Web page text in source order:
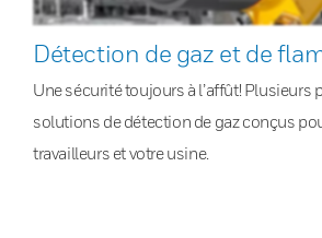
Détection de gaz et de
Une sécurité toujours à l’affût! Plusieurs
solutions de détection de gaz conçus
travailleurs et votre usine.